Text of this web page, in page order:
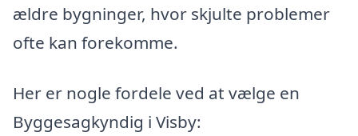
ældre bygninger, hvor skjulte problemer
ofte kan forekomme.
Her er nogle fordele ved at vælge en
Byggesagkyndig i Visby: